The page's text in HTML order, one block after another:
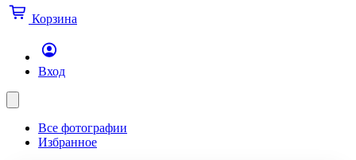
Корзина
Вход
Все фотографии
Избранное